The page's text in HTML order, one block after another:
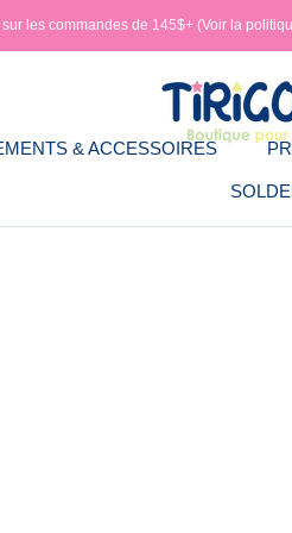
les commandes de 145$+ (Voir la
& ACCESSOIRES